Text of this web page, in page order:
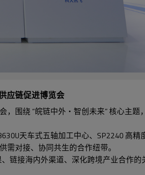
应链促进博览会
围绕 “皖链中外・智创未来” 核心主题
天车式五轴加工中心、SP2240 高精
对接、协同共生的合作纽带。
链接海内外渠道、深化跨境产业合作的